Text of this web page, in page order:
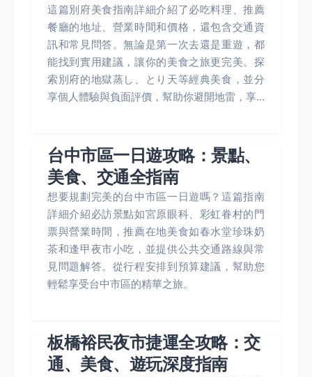
這篇別府美食指南詳細介紹了必吃料理、推薦
餐廳的地址、營業時間和價格，還包含交通資
訊和常見問答。無論是第一次去還是重遊，都
能找到實用建議，讓你的美食之旅更完美。探
索別府的地獄蒸し、とり天等經典美食，並分
享個人體驗與負面評價，幫助你避開地雷，享...
台中市區一日遊攻略：景點、
美食、交通全指南
想要規劃完美的台中市區一日遊嗎？這篇指南
詳細介紹必訪景點如宮原眼科、彩虹眷村的門
票與營業時間，推薦在地美食如春水堂珍珠奶
茶和逢甲夜市小吃，並提供公共交通路線與常
見問題解答。從行程安排到預算建議，幫助您
輕鬆享受台中市區的精華之旅。
板橋裕民夜市捷運全攻略：交
通、美食、遊玩深度指南